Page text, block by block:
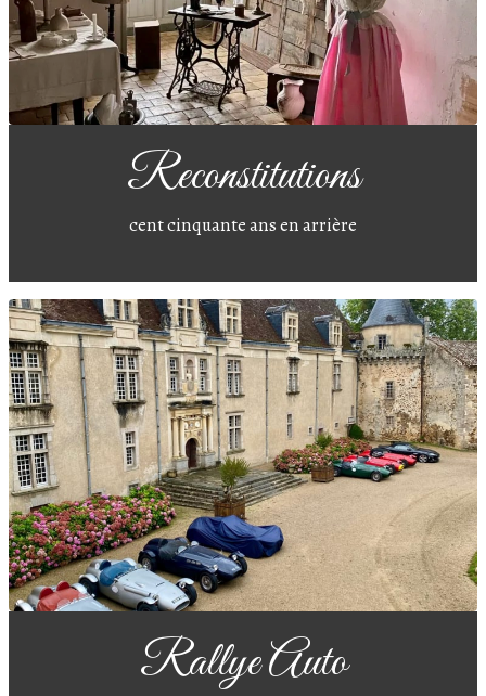
Reconstitutions
cent cinquante ans en arrière
Rallye Auto